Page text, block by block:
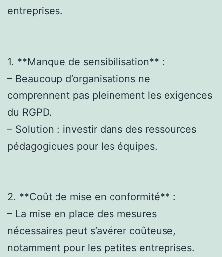
entreprises.
1. **Manque de sensibilisation** :
– Beaucoup d’organisations ne
comprennent pas pleinement les exigences
du RGPD.
– Solution : investir dans des ressources
pédagogiques pour les équipes.
2. **Coût de mise en conformité** :
– La mise en place des mesures
nécessaires peut s’avérer coûteuse,
notamment pour les petites entreprises.